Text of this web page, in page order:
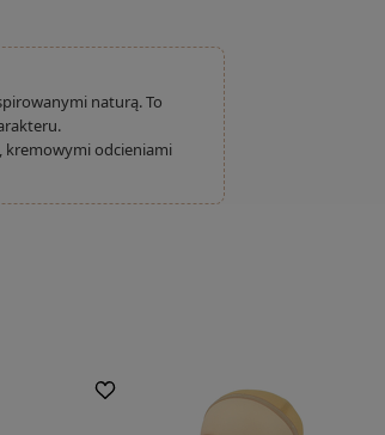
naturą. To
kremowymi odcieniami